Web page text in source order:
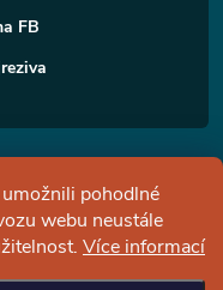
pohodlné
webu neustále
Více informací
FB